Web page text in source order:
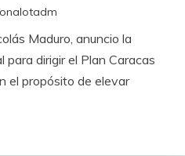
Maduro, anuncio la
para dirigir el Plan Caracas
el propósito de elevar